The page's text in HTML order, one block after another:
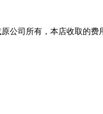
司所有，本店收取的费